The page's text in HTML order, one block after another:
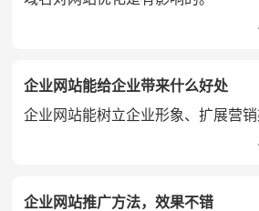
企业网站能给企业带来什么好处
企业网站能树立企业形象、扩展营
企业网站推广方法，效果不错